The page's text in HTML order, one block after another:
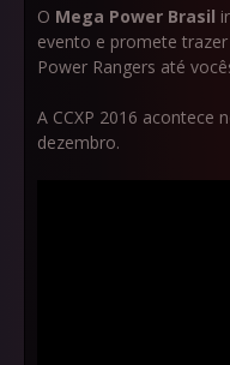
O Mega Power Brasil
evento e promete
Power Rangers até
A CCXP 2016 acontece
dezembro.